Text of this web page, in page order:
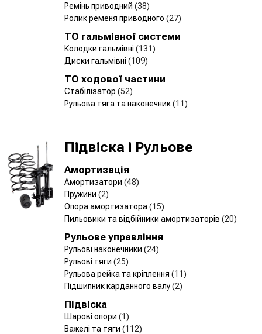
Ремінь приводний (38)
Ролик ременя приводного (27)
ТО гальмівної системи
Колодки гальмівні (131)
Диски гальмівні (109)
ТО ходової частини
Стабілізатор (52)
Рульова тяга та наконечник(11)
Підвіска і Рульове
Амортизація
Амортизатори (48)
Пружини (2)
Опора амортизатора (15)
Пильовики та відбійники амортизаторів (20)
Рульове управління
Рульові наконечники (24)
Рульові тяги (25)
Рульова рейка та кріплення (11)
Підшипник карданного валу(2)
Підвіска
Шарові опори (1)
Важелі та тяги (112)